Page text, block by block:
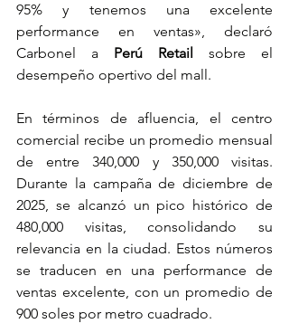
95% y tenemos una excelente
performance en ventas», declaró
Carbonel a Perú Retail sobre el
desempeño opertivo del mall.
En términos de afluencia, el centro
comercial recibe un promedio mensual
de entre 340,000 y 350,000 visitas.
Durante la campaña de diciembre de
2025, se alcanzó un pico histórico de
480,000 visitas, consolidando su
relevancia en la ciudad. Estos números
se traducen en una performance de
ventas excelente, con un promedio de
900 soles por metro cuadrado.